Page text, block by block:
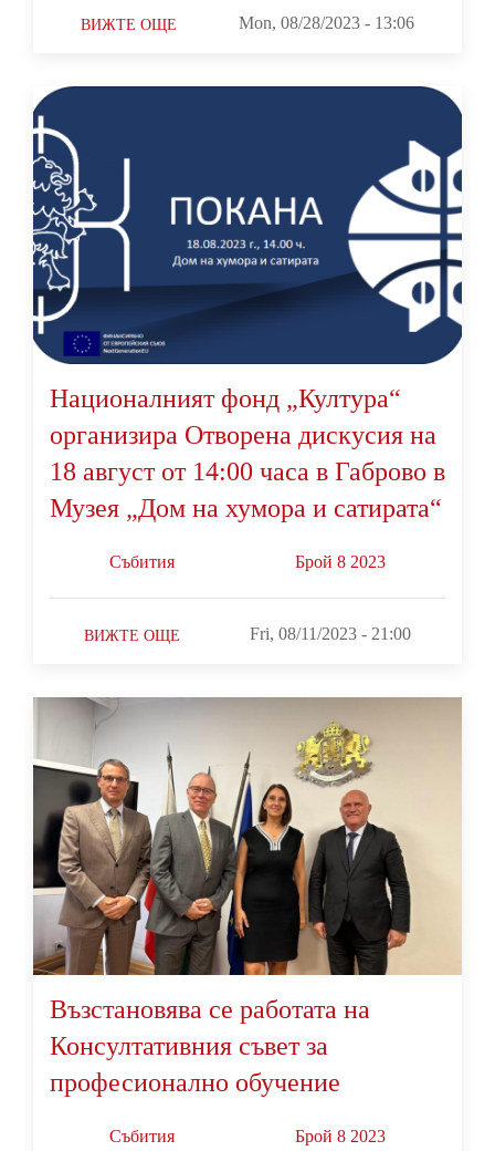
ВИЖТЕ ОЩЕ Mon, 08/28/2023 - 13:06
Националният фонд „Култура“
организира Отворена дискусия на
18 август от 14:00 часа в Габрово в
Музея „Дом на хумора и сатирата“
Събития Брой 8 2023
ВИЖТЕ ОЩЕ Fri, 08/11/2023 - 21:00
Възстановява се работата на
Консултативния съвет за
професионално обучение
Събития Брой 8 2023